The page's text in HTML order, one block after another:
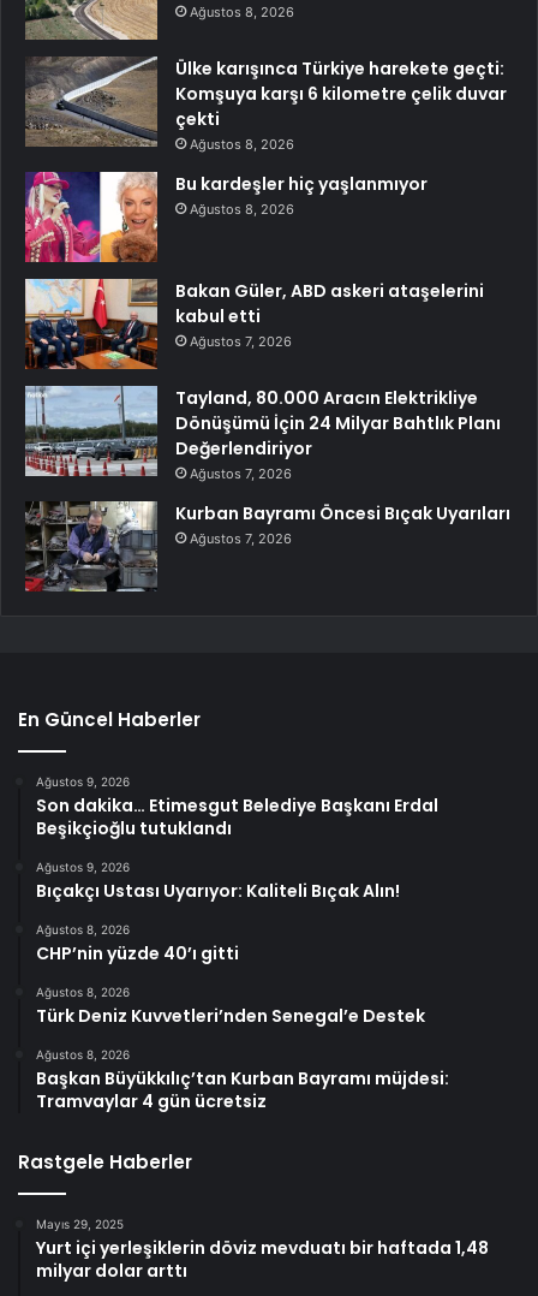
Ağustos 8, 2026
Ülke karışınca Türkiye harekete geçti:
Komşuya karşı 6 kilometre çelik duvar
çekti
Ağustos 8, 2026
Bu kardeşler hiç yaşlanmıyor
Ağustos 8, 2026
Bakan Güler, ABD askeri ataşelerini
kabul etti
Ağustos 7, 2026
Tayland, 80.000 Aracın Elektrikliye
Dönüşümü İçin 24 Milyar Bahtlık Planı
Değerlendiriyor
Ağustos 7, 2026
Kurban Bayramı Öncesi Bıçak Uyarıları
Ağustos 7, 2026
En Güncel Haberler
Ağustos 9, 2026
Son dakika… Etimesgut Belediye Başkanı Erdal
Beşikçioğlu tutuklandı
Ağustos 9, 2026
Bıçakçı Ustası Uyarıyor: Kaliteli Bıçak Alın!
Ağustos 8, 2026
CHP’nin yüzde 40’ı gitti
Ağustos 8, 2026
Türk Deniz Kuvvetleri’nden Senegal’e Destek
Ağustos 8, 2026
Başkan Büyükkılıç’tan Kurban Bayramı müjdesi:
Tramvaylar 4 gün ücretsiz
Rastgele Haberler
Mayıs 29, 2025
Yurt içi yerleşiklerin döviz mevduatı bir haftada 1,48
milyar dolar arttı